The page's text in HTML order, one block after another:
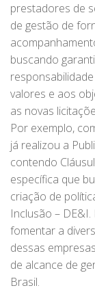
prestadores de
de gestão de
buscando
valores e aos
as novas
Por exemplo,
já realizou a
contendo
específica que
criação de
Inclusão –
fomentar a
dessas
de alcance de
Brasil.